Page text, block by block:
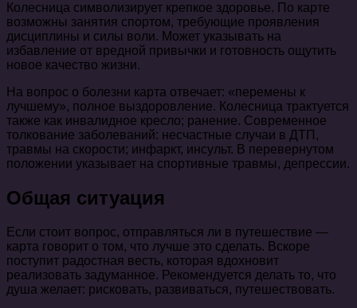
Колесница символизирует крепкое здоровье. По карте
возможны занятия спортом, требующие проявления
дисциплины и силы воли. Может указывать на
избавление от вредной привычки и готовность ощутить
новое качество жизни.
На вопрос о болезни карта отвечает: «перемены к
лучшему», полное выздоровление. Колесница трактуется
также как инвалидное кресло; ранение. Современное
толкование заболеваний: несчастные случаи в ДТП,
травмы на скорости; инфаркт, инсульт. В перевернутом
положении указывает на спортивные травмы, депрессии.
Общая ситуация
Если стоит вопрос, отправляться ли в путешествие —
карта говорит о том, что лучше это сделать. Вскоре
поступит радостная весть, которая вдохновит
реализовать задуманное. Рекомендуется делать то, что
душа желает: рисковать, развиваться, путешествовать.